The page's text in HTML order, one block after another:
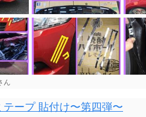
ん
ープ 貼付け〜第四弾〜